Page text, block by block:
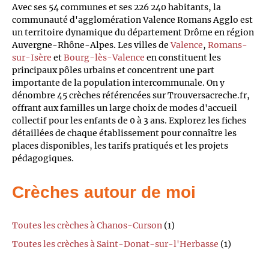
Avec ses 54 communes et ses 226 240 habitants, la
communauté d'agglomération Valence Romans Agglo est
un territoire dynamique du département Drôme en région
Auvergne-Rhône-Alpes. Les villes deValence, Romans-
sur-Isère etBourg-lès-Valence en constituent les
principaux pôles urbains et concentrent une part
importante de la population intercommunale. On y
dénombre 45 crèches référencées sur Trouversacreche.fr,
offrant aux familles un large choix de modes d'accueil
collectif pour les enfants de 0 à 3 ans. Explorez les fiches
détaillées de chaque établissement pour connaître les
places disponibles, les tarifs pratiqués et les projets
pédagogiques.
Crèches autour de moi
Toutes les crèches à Chanos-Curson (1)
Toutes les crèches à Saint-Donat-sur-l'Herbasse (1)